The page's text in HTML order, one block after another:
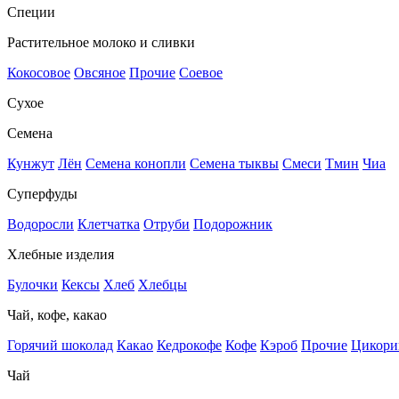
Специи
Растительное молоко и сливки
Кокосовое Овсяное Прочие Соевое
Сухое
Семена
Кунжут Лён Семена конопли Семена тыквы Смеси Тмин Чиа
Суперфуды
Водоросли Клетчатка Отруби Подорожник
Хлебные изделия
Булочки Кексы Хлеб Хлебцы
Чай, кофе, какао
Горячий шоколад Какао Кедрокофе Кофе Кэроб Прочие
Чай